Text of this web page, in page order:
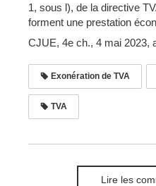
1, sous l), de la directive
forment une prestation
CJUE, 4e ch., 4 mai 2023,
Exonération de TVA
TVA
Lire les